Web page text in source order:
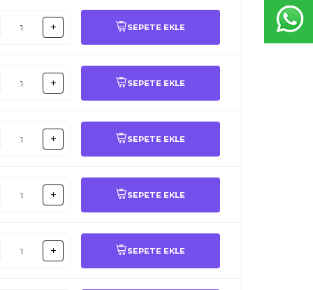
SEPETE EKLE
SEPETE EKLE
SEPETE EKLE
SEPETE EKLE
SEPETE EKLE